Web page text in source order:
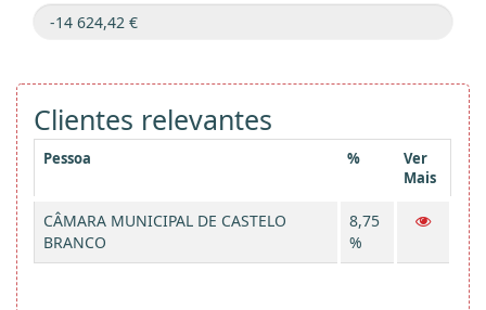
Clientes relevantes
Pessoa %
Ver
Mais
CÂMARA MUNICIPAL DE CASTELO
BRANCO
8,75
%